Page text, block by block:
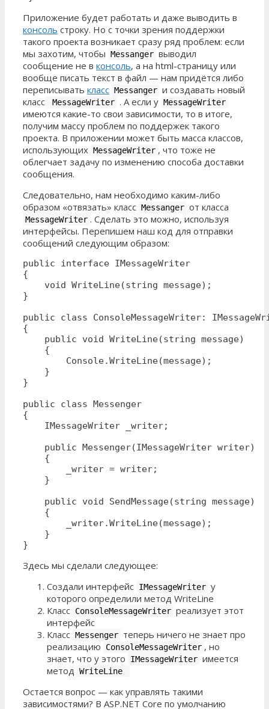
Приложение будет работать и даже выводить в
консоль строку. Но с точки зрения поддержки
такого проекта возникает сразу ряд проблем: если
мы захотим, чтобы Messanger выводил
сообщение не в консоль, а на html-страницу или
вообще писать текст в файл — нам придётся либо
переписывать класс Messanger и создавать новый
класс
MessageWriter . А если у MessageWriter
имеются какие-то свои зависимости, то в итоге,
получим массу проблем по поддержек такого
проекта. В приложении может быть масса классов,
использующих MessageWriter , что тоже не
облегчает задачу по изменению способа доставки
сообщения.
Следовательно, нам необходимо каким-либо
образом «отвязать» класс Messanger от класса
MessageWriter . Сделать это можно, используя
интерфейсы. Перепишем наш код для отправки
сообщений следующим образом:
public interface IMessageWriter
{
    void WriteLine(string message);
}
public class ConsoleMessageWriter:
{
    public void WriteLine(string message)
    {
        Console.WriteLine(message);
    }
}
public class Messenger
{
    IMessageWriter _writer;
    public Messenger(IMessageWriter writer)
    {
        _writer = writer;
    }
    public void SendMessage(string message)
    {
        _writer.WriteLine(message);
    }
}
Здесь мы сделали следующее:
Создали интерфейс IMessageWriter у
которого определили метод WriteLine
Класс ConsoleMessageWriter реализует этот
интерфейс
Класс Messenger теперь ничего не знает про
реализацию
ConsoleMessageWriter , но
знает, что у этого
IMessageWriter имеется
метод WriteLine
Остается вопрос — как управлять такими
зависимостями? В ASP.NET Core по умолчанию